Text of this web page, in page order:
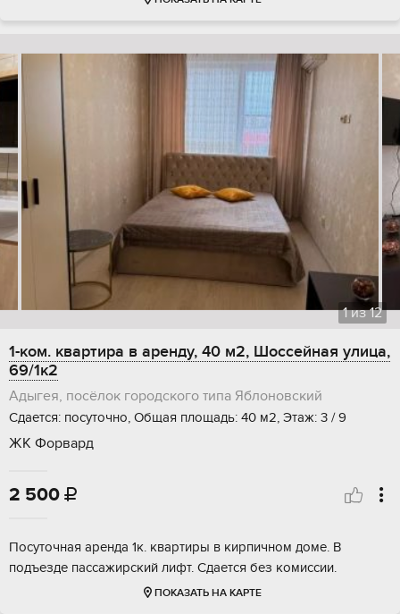
1из12
1-ком. квартира в аренду, 40 м2, Шоссейная улица,
69/1к2
Адыгея, посёлок городского типа Яблоновский
Сдается: посуточно, Общая площадь: 40 м2, Этаж: 3 / 9
ЖК Форвард
2 500 
Посуточная аренда 1к. квартиры в кирпичном доме. В
подъезде пассажирский лифт. Сдается без комиссии.
ПОКАЗАТЬ НА КАРТЕ